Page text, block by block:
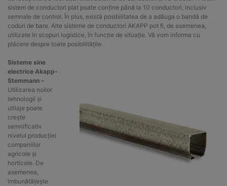
sistem de conductori plat poate conține până la 10 conductori, inclusiv
semnale de control. În plus, există posibilitatea de a adăuga o bandă de
coduri de bare. Alte sisteme de conductori AKAPP pot fi, de asemenea,
utilizate în scopuri logistice, în funcție de situație. Vă vom informa cu
plăcere despre toate posibilitățile.
Sisteme sine
electrice Akapp-
Stemmann –
Utilizarea noilor
tehnologii și
utilaje poate
crește
semnificativ
nivelul producției
companiilor
agricole și
horticole. De
asemenea,
îmbunătățește